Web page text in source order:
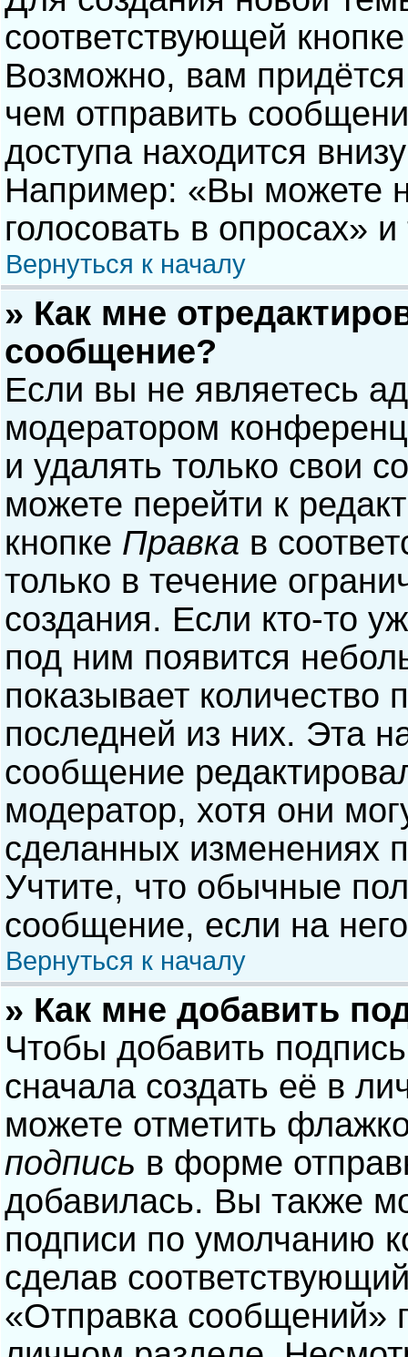
соответствующей
Возможно, вам
чем отправить
доступа находится
Например: «Вы можете
голосовать в опросах» и
Вернуться к началу
» Как мне
сообщение?
Если вы не являетесь
модератором
и удалять только свои
можете перейти к
кнопке Правка в
только в течение
создания. Если кто-то
под ним появится
показывает количество
последней из них. Эта
сообщение
модератор, хотя они
сделанных изменениях
Учтите, что обычные
сообщение, если на
Вернуться к началу
» Как мне добавить
Чтобы добавить
сначала создать её в
можете отметить
подпись в форме
добавилась. Вы также
подписи по умолчанию
сделав
«Отправка сообщений»